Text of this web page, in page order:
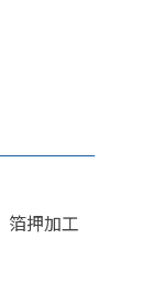
箔押加工